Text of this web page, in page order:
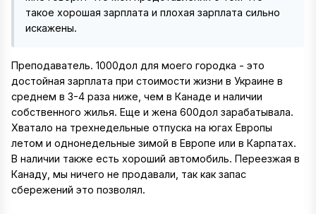
такое хорошая зарплата и плохая зарплата сильно
искажены.
Преподаватель. 1000дол для моего городка - это
достойная зарплата при стоимости жизни в Украине в
среднем в 3-4 раза ниже, чем в Канаде и наличии
собственного жилья. Еще и жена 600дол зарабатывала.
Хватало на трехнедельные отпуска на югах Европы
летом и однонедельные зимой в Европе или в Карпатах.
В наличии также есть хороший автомобиль. Переезжая в
Канаду, мы ничего не продавали, так как запас
сбережений это позволял.